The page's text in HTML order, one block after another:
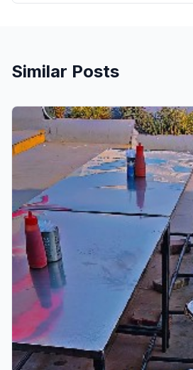
Similar Posts